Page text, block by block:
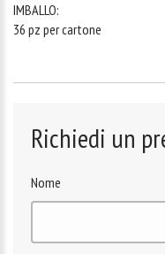
IMBALLO:
36 pz per cartone
Richiedi un
Nome